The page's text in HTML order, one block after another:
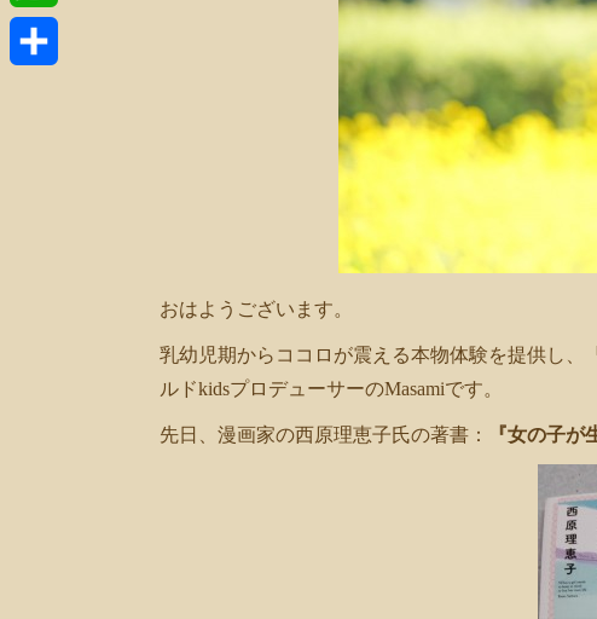
おはようございます。
乳幼児期からココロが震える本物体験を提供し、
ルドkidsプロデューサーのMasamiです。
先日、漫画家の西原理恵子氏の著書： 『女の子が
WhatsApp